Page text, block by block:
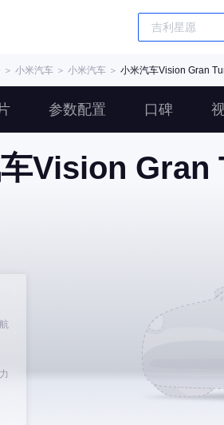
＞ 小米汽车 ＞ 小米汽车 ＞ 小米汽车Vision Gran
参数配置 口碑
Vision Gran